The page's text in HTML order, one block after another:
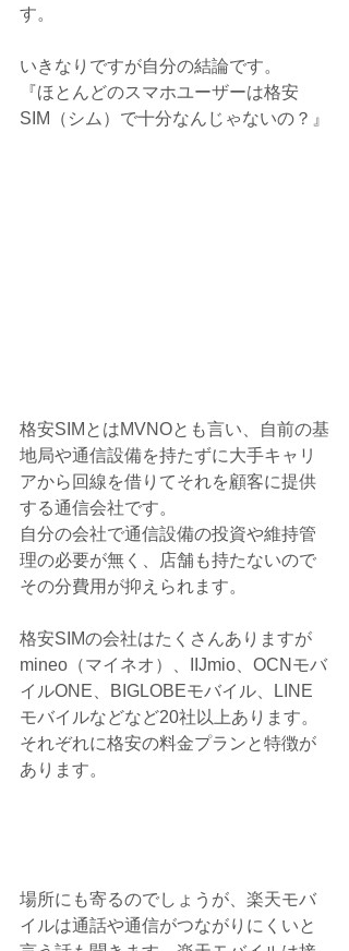
す。
いきなりですが自分の結論です。
『ほとんどのスマホユーザーは格安
SIM（シム）で十分なんじゃないの？』
格安SIMとはMVNOとも言い、自前の基
地局や通信設備を持たずに大手キャリ
アから回線を借りてそれを顧客に提供
する通信会社です。
自分の会社で通信設備の投資や維持管
理の必要が無く、店舗も持たないので
その分費用が抑えられます。
格安SIMの会社はたくさんありますが
mineo（マイネオ）、IIJmio、OCNモバ
イルONE、BIGLOBEモバイル、LINE
モバイルなどなど20社以上あります。
それぞれに格安の料金プランと特徴が
あります。
場所にも寄るのでしょうが、楽天モバ
イルは通話や通信がつながりにくいと